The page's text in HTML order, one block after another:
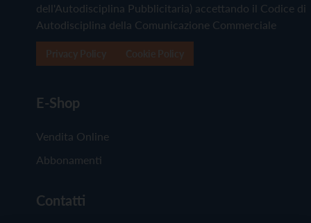
dell'Autodisciplina Pubblicitaria) accettando il Codice di
Autodisciplina della Comunicazione Commerciale
E-Shop
Vendita Online
Abbonamenti
Contatti